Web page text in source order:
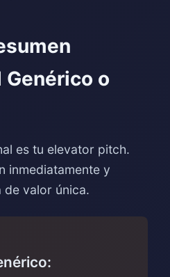
o
es tu elevator pitch.
inmediatamente y
de valor única.